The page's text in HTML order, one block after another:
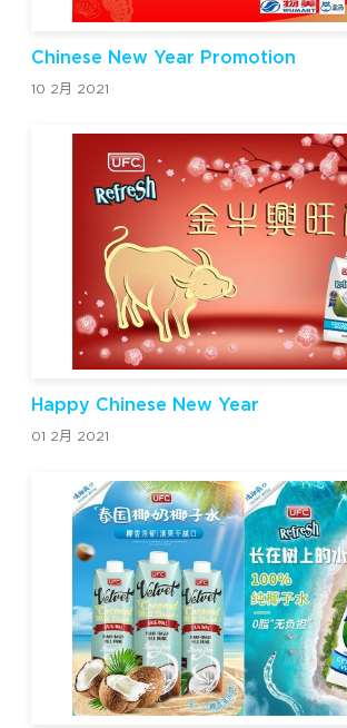
Chinese New Year Promotion
10 2月 2021
Happy Chinese New Year
01 2月 2021